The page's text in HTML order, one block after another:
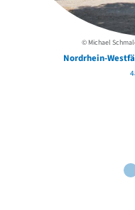
© Michael
Nordrhein-